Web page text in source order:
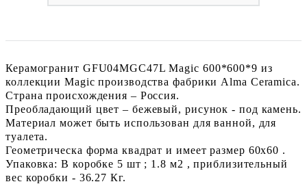
Керамогранит GFU04MGC47L Magic 600*600*9 из
коллекции Magic производства фабрики Alma Ceramica.
Страна происхождения – Россия.
Преобладающий цвет – бежевый, рисунок - под камень.
Материал может быть использован для ванной, для
туалета.
Геометрическа форма квадрат и имеет размер 60x60 .
Упаковка: В коробке 5 шт ; 1.8 м2 , приблизительный
вес коробки - 36.27 Кг.